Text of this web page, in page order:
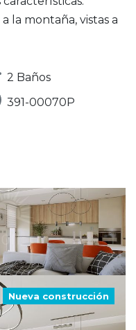
la montaña, vistas a
2 Baños
391-00070P
Nueva construcción